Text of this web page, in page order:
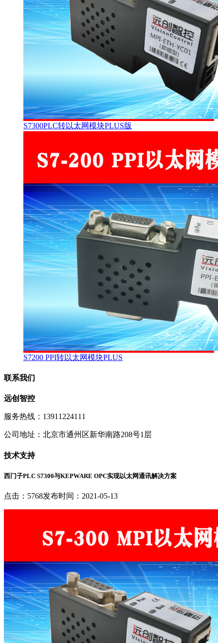
S7300PLC转以太网模块PLUS版
S7200 PPI转以太网模块PLUS
联系我们
远创智控
服务热线：13911224111
公司地址：北京市通州区新华南路208号1层
技术支持
西门子PLC S7300与KEPWARE OPC实现以太网通讯解决方案
点击：5768发布时间：2021-05-13